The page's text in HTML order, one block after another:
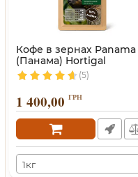
Кофе в зернах Panama
(Панама) Hortigal
(5)
1 400,00 ГРН
1кг